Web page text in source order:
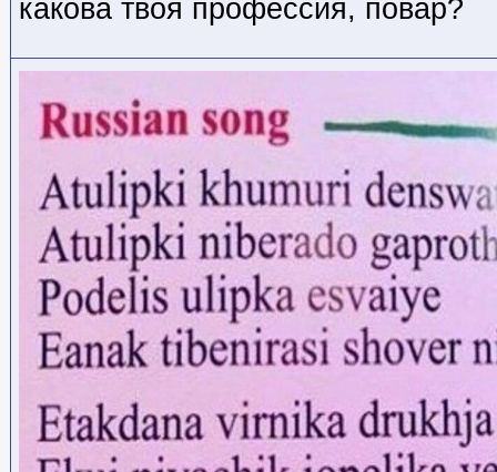
какова твоя профессия, повар?